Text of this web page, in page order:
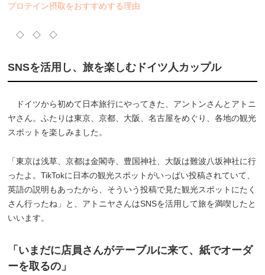
プロテイン摂取をおすすめする理由
◇ ◇ ◇
SNSを活用し、旅を楽しむドイツ人カップル
ドイツから初めて日本旅行にやってきた、アントンさんとアトニ
ヤさん。ふたりは東京、京都、大阪、名古屋をめぐり、各地の観光
スポットを楽しみました。
「東京は浅草、京都は金閣寺、豊国神社、大阪は難波八坂神社に行
ったよ。TikTokに日本の観光スポットがいっぱい投稿されていて、
英語の説明もあったから、そういう投稿で見た観光スポットにたく
さん行ったね」と、アトニヤさんはSNSを活用して旅を満喫したと
いいます。
「いまだに店員さんがテーブルに来て、紙でオーダ
ーを取るの」